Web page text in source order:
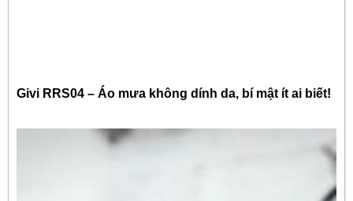
Givi RRS04 – Áo mưa không dính da, bí mật ít ai biết!